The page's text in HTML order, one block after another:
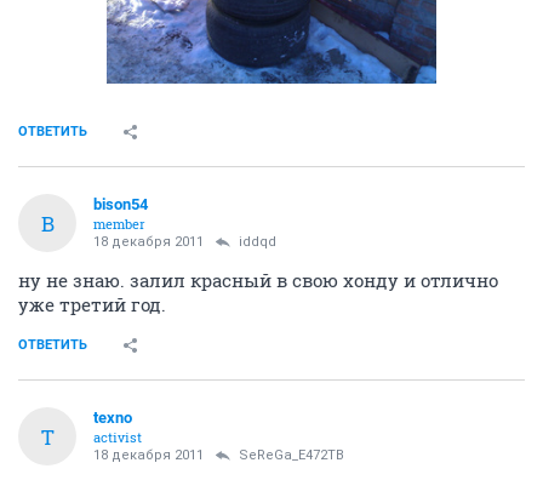
ОТВЕТИТЬ
B
bison54
member
18 декабря 2011 iddqd
ну не знаю. залил красный в свою хонду и отлично
уже третий год.
ОТВЕТИТЬ
T
texno
activist
18 декабря 2011 SeReGa_Е472ТВ